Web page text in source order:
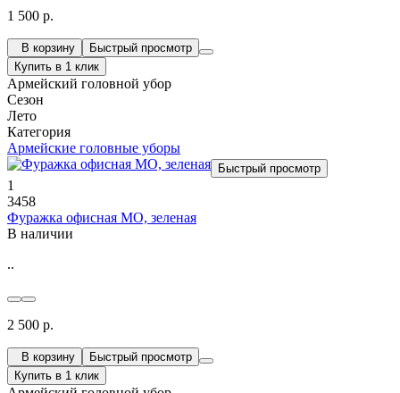
1 500 р.
В корзину
Быстрый просмотр
Купить в 1 клик
Армейский головной убор
Сезон
Лето
Категория
Армейские головные уборы
Быстрый просмотр
1
3458
Фуражка офисная МО, зеленая
В наличии
..
2 500 р.
В корзину
Быстрый просмотр
Купить в 1 клик